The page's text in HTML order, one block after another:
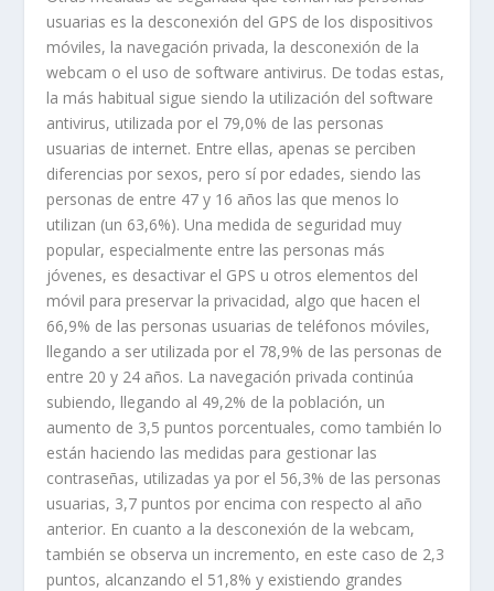
usuarias es la desconexión del GPS de los dispositivos
móviles, la navegación privada, la desconexión de la
webcam o el uso de software antivirus. De todas estas,
la más habitual sigue siendo la utilización del software
antivirus, utilizada por el 79,0% de las personas
usuarias de internet. Entre ellas, apenas se perciben
diferencias por sexos, pero sí por edades, siendo las
personas de entre 47 y 16 años las que menos lo
utilizan (un 63,6%). Una medida de seguridad muy
popular, especialmente entre las personas más
jóvenes, es desactivar el GPS u otros elementos del
móvil para preservar la privacidad, algo que hacen el
66,9% de las personas usuarias de teléfonos móviles,
llegando a ser utilizada por el 78,9% de las personas de
entre 20 y 24 años. La navegación privada continúa
subiendo, llegando al 49,2% de la población, un
aumento de 3,5 puntos porcentuales, como también lo
están haciendo las medidas para gestionar las
contraseñas, utilizadas ya por el 56,3% de las personas
usuarias, 3,7 puntos por encima con respecto al año
anterior. En cuanto a la desconexión de la webcam,
también se observa un incremento, en este caso de 2,3
puntos, alcanzando el 51,8% y existiendo grandes